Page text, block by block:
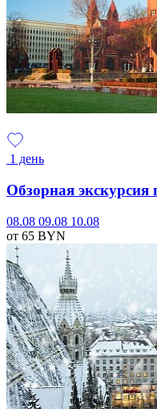
1 день
Обзорная
08.08 09.08 10.08
от 65 BYN